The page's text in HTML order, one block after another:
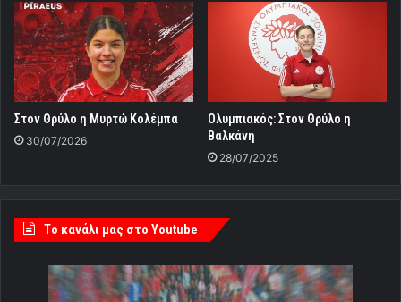
Στον Θρύλο η Μυρτώ Κολέμπα
30/07/2026
Ολυμπιακός: Στον Θρύλο η
Βαλκάνη
28/07/2025
Tο κανάλι μας στο Youtube